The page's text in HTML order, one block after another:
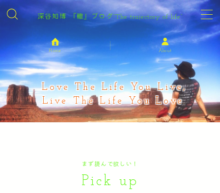
深谷知博 『轍』ブログ“The trajectory of life”
MENU
Home
About
Boat Race
Home About
Love The Life You Live,
Live The Life You Love.
まず読んで欲しい！
Pick up